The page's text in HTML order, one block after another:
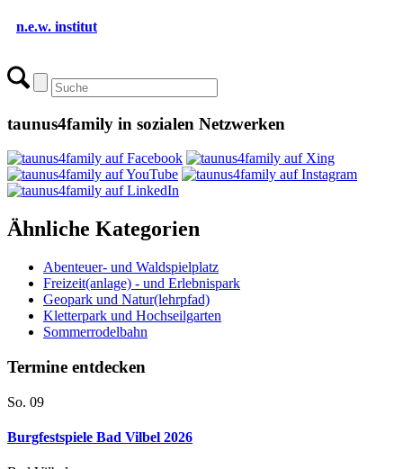
n.e.w. institut
taunus4family in sozialen Netzwerken
Ähnliche Kategorien
Abenteuer- und Waldspielplatz
Freizeit(anlage) - und Erlebnispark
Geopark und Natur(lehrpfad)
Kletterpark und Hochseilgarten
Sommerrodelbahn
Termine entdecken
So. 09
Burgfestspiele Bad Vilbel 2026